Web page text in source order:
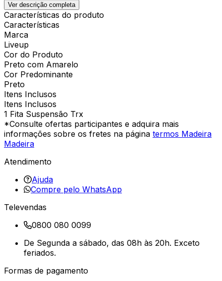
Ver descrição completa
Características do produto
Características
Marca
Liveup
Cor do Produto
Preto com Amarelo
Cor Predominante
Preto
Itens Inclusos
Itens Inclusos
1 Fita Suspensão Trx
*Consulte ofertas participantes e adquira mais
informações sobre os fretes na página termos Madeira
Madeira
Atendimento
Ajuda
Compre pelo WhatsApp
Televendas
0800 080 0099
De Segunda a sábado, das 08h às 20h. Exceto
feriados.
Formas de pagamento